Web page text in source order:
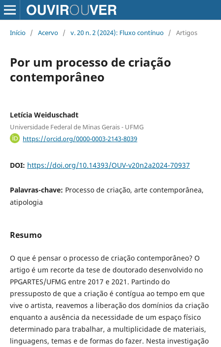
Início / Acervo / v. 20 n. 2 (2024): Fluxo contínuo / Artigos
Por um processo de criação
contemporâneo
Letícia Weiduschadt
Universidade Federal de Minas Gerais - UFMG
https://orcid.org/0000-0003-2143-8039
DOI: https://doi.org/10.14393/OUV-v20n2a2024-70937
Palavras-chave: Processo de criação, arte contemporânea,
atipologia
Resumo
O que é pensar o processo de criação contemporâneo? O
artigo é um recorte da tese de doutorado desenvolvido no
PPGARTES/UFMG entre 2017 e 2021. Partindo do
pressuposto de que a criação é contígua ao tempo em que
vive o artista, reavemos a liberação dos domínios da criação
enquanto a ausência da necessidade de um espaço físico
determinado para trabalhar, a multiplicidade de materiais,
linguagens, temas e de formas do fazer. Nesta investigação